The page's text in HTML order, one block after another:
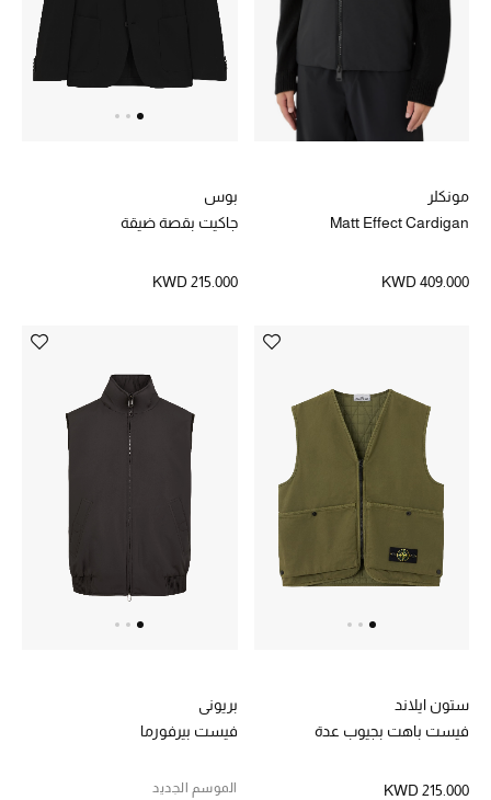
خصم حتى 70%
تسوقوا الآن
الحقائب النسائية
أحذية النسائية
الرجال
الجمال
المجوهرات
مونكلر
Matt Effect Cardigan
KWD 409.000
بوس
جاكيت بقصة ضيقة
KWD 215.000
ستون ايلاند
فيست باهت بجيوب عدة
KWD 215.000
بريوني
فيست بيرفورما
الموسم الجديد